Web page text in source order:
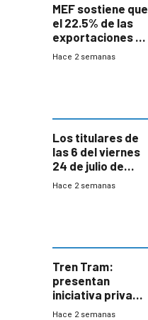
MEF sostiene que
el 22.5% de las
exportaciones a
EE.UU se verán
Hace 2 semanas
Los titulares de
las 6 del viernes
24 de julio de
2026
Hace 2 semanas
Tren Tram:
presentan
iniciativa privada
para una red de
Hace 2 semanas